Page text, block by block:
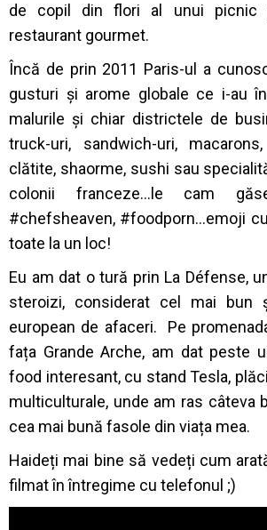
de copil din flori al unui picnic
restaurant gourmet.
Încă de prin 2011 Paris-ul a
gusturi și arome globale ce i-au
malurile și chiar districtele de
truck-uri, sandwich-uri,
clătite, shaorme, sushi sau
colonii franceze…le cam
#chefsheaven, #foodporn…emoji
toate la un loc!
Eu am dat o tură prin La Défense,
steroizi, considerat cel mai bun
european de afaceri. Pe
fața Grande Arche, am dat peste
food interesant, cu stand Tesla,
multiculturale, unde am ras câteva
cea mai bună fasole din viața mea.
Haideți mai bine să vedeți cum
filmat în întregime cu telefonul ;)